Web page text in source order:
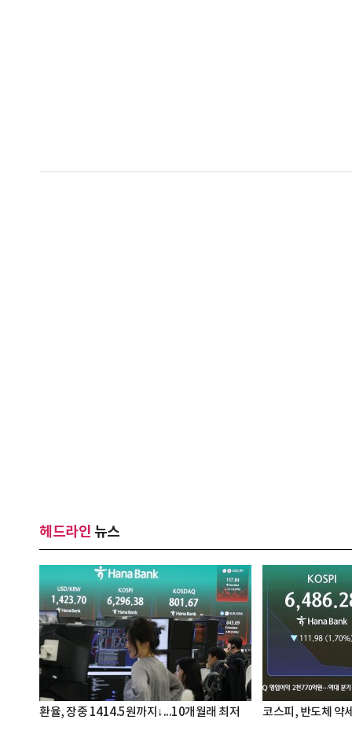
헤드라인 뉴스
환율, 장중 1414.5원까지↓...10개월래 최저 코스피, 반도체 약